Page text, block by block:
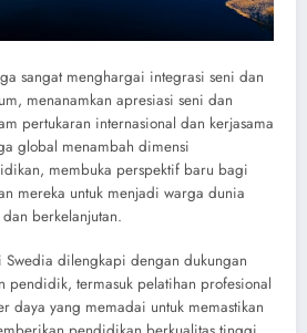
sangat menghargai integrasi seni dan
menanamkan apresiasi seni dan
pertukaran internasional dan kerjasama
global menambah dimensi
membuka perspektif baru bagi
mereka untuk menjadi warga dunia
berkelanjutan.
dilengkapi dengan dukungan
pendidik, termasuk pelatihan profesional
daya yang memadai untuk memastikan